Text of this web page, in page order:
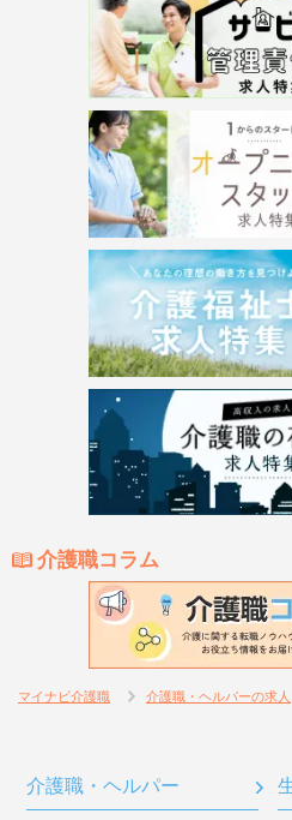
介護職コラム
マイナビ介護職 介護職・ヘルパーの求人
介護職・ヘルパー